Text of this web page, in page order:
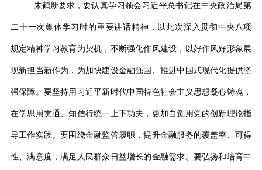
朱鹤新要求， 要认真学习领会习近平总书记在中央政治局第
二十一次集体学习时的重要讲话精神，以此次深入贯彻 中央八项
规定精神学习教育为契机，不断强化作风建设，以好作风好形象展
现新担当新作为，为加快建设金融强国、推进中国式现代化提供坚
强保障。要坚持用习近平新时代中国特色社会主义思想凝心铸魂，
在学思用贯通、知信行统一上下功夫，更加自觉用党的创新理论指
导工作实践 。要围绕金融监管履职，提升金融服务的覆盖率、可得
性、满意度，满足人民群众日益增长的金融需求 。要弘扬和培育中